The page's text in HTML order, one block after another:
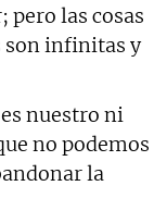
pero las cosas
son infinitas y
nuestro ni
no podemos
la